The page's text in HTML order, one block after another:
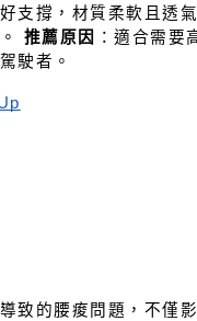
支撐，材質柔軟且透
推薦原因
：適合需要
駛者。
致的腰痠問題，不僅影